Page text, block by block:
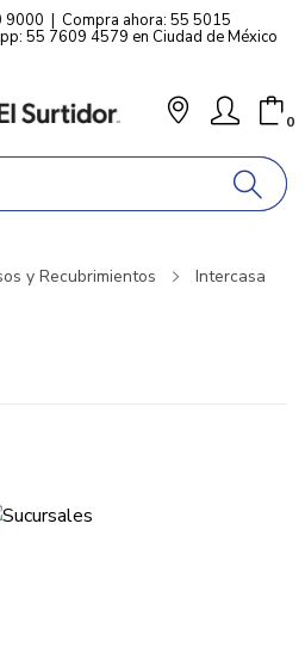
9000 | Compra ahora: 55 5015
55 7609 4579 en Ciudad de México
0
y Recubrimientos
Intercasa